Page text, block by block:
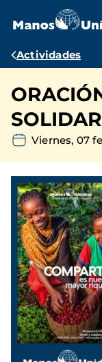
contenido
Ruta
Actividades
Viernes, 07